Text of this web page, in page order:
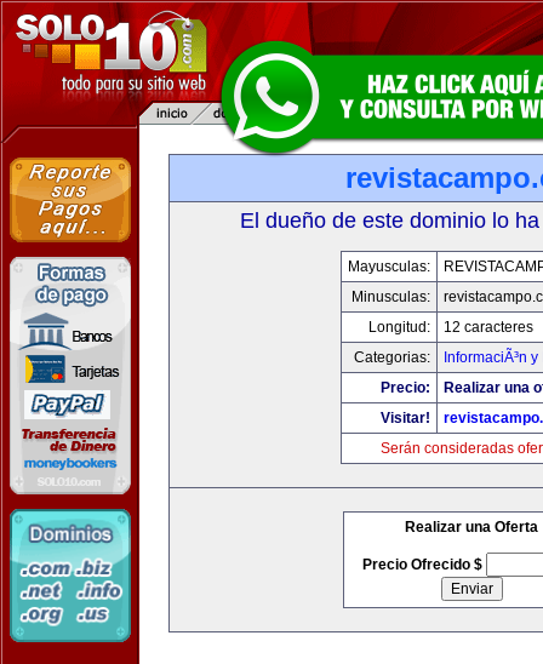
El dueño de este dominio lo
Mayusculas:
Minusculas:
Longitud:
12 caracteres
Categorias:
InformaciÃ³n
Precio:
Realizar una
Visitar!
Serán consideradas
Realizar una Oferta
Precio Ofrecido $